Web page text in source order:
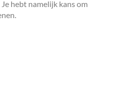
hebt namelijk kans om